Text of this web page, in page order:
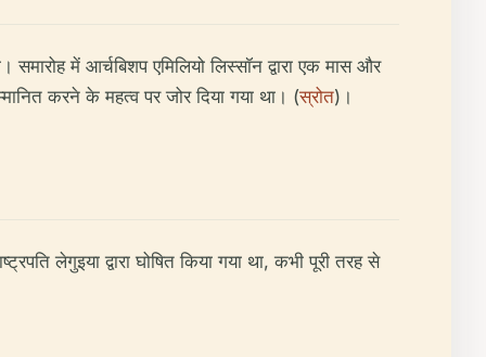
में आर्चबिशप एमिलियो लिस्सॉन द्वारा एक मास और
करने के महत्व पर जोर दिया गया था। (स्रोत)।
लेगुइया द्वारा घोषित किया गया था, कभी पूरी तरह से